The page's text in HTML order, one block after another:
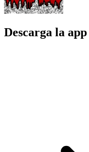
Descarga la